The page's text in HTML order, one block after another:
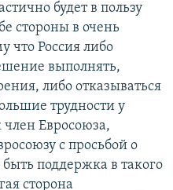
будет в пользу
стороны в очень
что Россия либо
выполнять,
либо отказываться
трудности у
член Евросоюза,
с просьбой о
поддержка в такого
сторона